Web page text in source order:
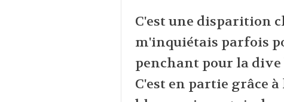
C'est une disparition
m'inquiétais parfois
penchant pour la
C'est en partie grâce